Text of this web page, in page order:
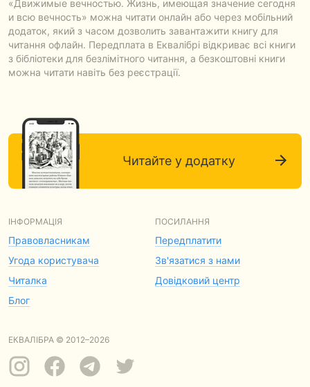
«Движимые вечностью. Жизнь, имеющая значение сегодня
и всю вечность» можна читати онлайн або через мобільний
додаток, який з часом дозволить завантажити книгу для
читання офлайн. Передплата в Еквалібрі відкриває всі книги
з бібліотеки для безлімітного читання, а безкоштовні книги
можна читати навіть без реєстрації.
Читайте у додатку
ІНФОРМАЦІЯ
Правовласникам
Угода користувача
Читалка
Блог
ПОСИЛАННЯ
Передплатити
Зв'язатися з нами
Довідковий центр
ЕКВАЛІБРА © 2012–2026